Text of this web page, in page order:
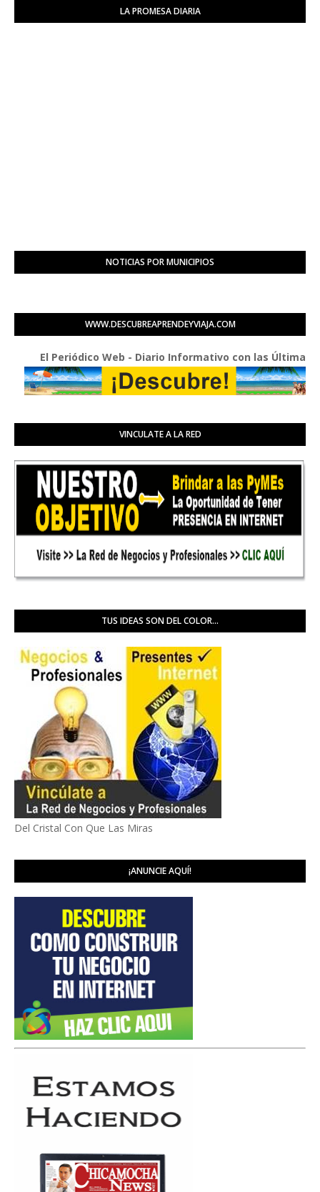
LA PROMESA DIARIA
NOTICIAS POR MUNICIPIOS
WWW.DESCUBREAPRENDEYVIAJA.COM
El Periódico Web - Diario Informativo con las Últimas
VINCULATE A LA RED
TUS IDEAS SON DEL COLOR...
Del Cristal Con Que Las Miras
¡ANUNCIE AQUÍ!